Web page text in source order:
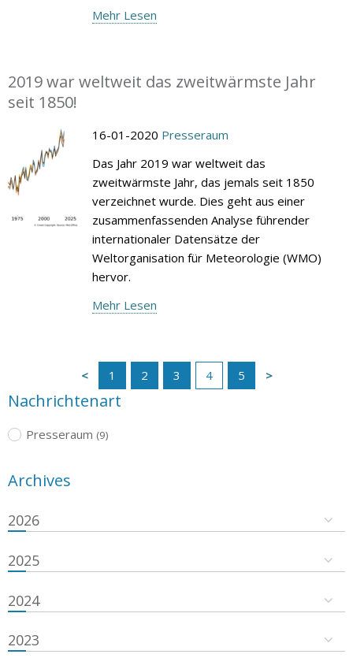
Mehr Lesen
2019 war weltweit das zweitwärmste Jahr
seit 1850!
16-01-2020 Presseraum
Das Jahr 2019 war weltweit das
zweitwärmste Jahr, das jemals seit 1850
verzeichnet wurde. Dies geht aus einer
zusammenfassenden Analyse führender
internationaler Datensätze der
Weltorganisation für Meteorologie (WMO)
hervor.
Mehr Lesen
1 2 3 4 5
Nachrichtenart
Presseraum (9)
Archives
2026
2025
2024
2023